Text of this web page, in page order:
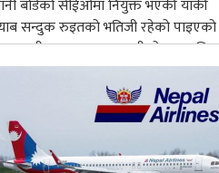
बोर्डको सीईओमा नियुक्त भएकी यांकी
सन्दुक रुइतको भतिजी रहेको पाइएको
समयमा महाकालीको अञ्चलाधिश
जोन...